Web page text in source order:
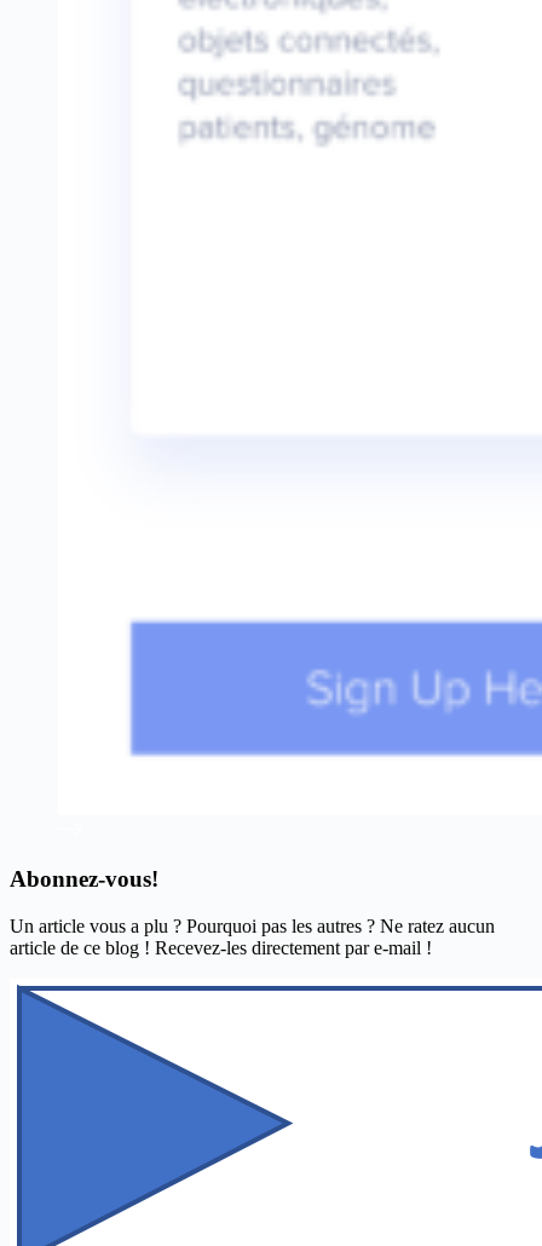
Abonnez-vous!
Un article vous a plu ? Pourquoi pas les autres ? Ne ratez aucun
article de ce blog ! Recevez-les directement par e-mail !